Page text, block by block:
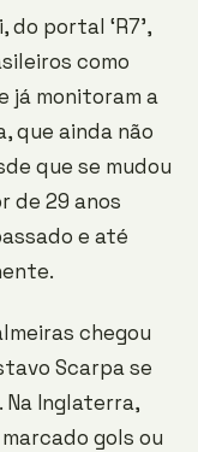
do portal ‘R7’,
como
já monitoram a
que ainda não
que se mudou
de 29 anos
e até
chegou
Scarpa se
Na Inglaterra,
gols ou